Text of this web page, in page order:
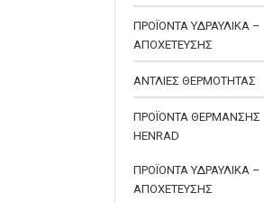
ΠΡΟΪΟΝΤΑ ΥΔΡΑΥΛΙΚΑ –
ΑΠΟΧΕΤΕΥΣΗΣ
ΑΝΤΛΙΕΣ ΘΕΡΜΟΤΗΤΑΣ
ΠΡΟΪΟΝΤΑ ΘΕΡΜΑΝΣΗΣ
HENRAD
ΠΡΟΪΟΝΤΑ ΥΔΡΑΥΛΙΚΑ –
ΑΠΟΧΕΤΕΥΣΗΣ